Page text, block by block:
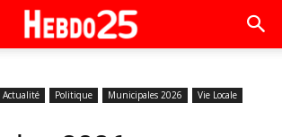
Actualité Politique Municipales 2026
Vie Locale